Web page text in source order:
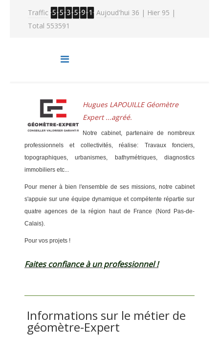
Traffic Aujoud'hui 36 | Hier 95 |
Total 553591
Hugues LAPOUILLE Géomètre
Expert ...agréé.
Notre cabinet, partenaire de nombreux
professionnels et collectivités, réalise: Travaux fonciers,
topographiques, urbanismes, bathymétriques, diagnostics
immobiliers etc...
Pour mener à bien l'ensemble de ses missions, notre cabinet
s'appuie sur une équipe dynamique et compétente répartie sur
quatre agences de la région haut de France (Nord Pas-de-
Calais).
Pour vos projets !
Faites confiance à un professionnel !
Informations sur le métier de
géomètre-Expert